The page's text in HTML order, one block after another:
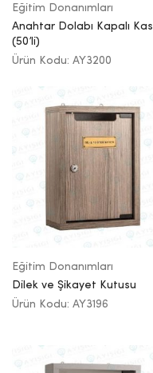
Eğitim Donanımları
Anahtar Dolabı Kapalı
(50’li)
Ürün Kodu: AY3200
Eğitim Donanımları
Dilek ve Şikayet Kutusu
Ürün Kodu: AY3196